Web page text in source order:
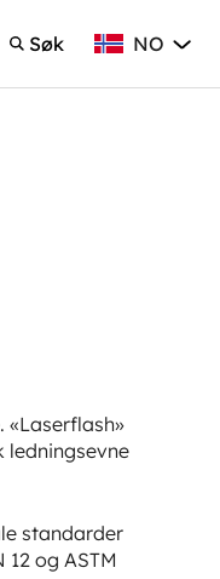
Søk
Søk NorskNO
ledningsevne
standarder
12 og ASTM